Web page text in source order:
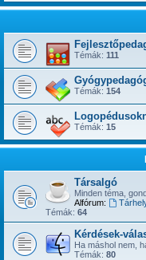
Témák: 111
Témák: 154
Témák: 15
Társalgó
Minden téma,
Alfórum:
Témák: 64
Kérdések-
Ha máshol nem,
Témák: 80